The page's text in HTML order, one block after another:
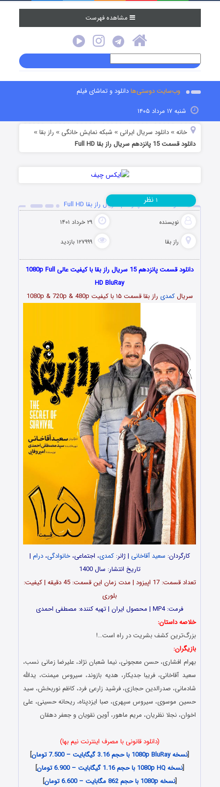
مشاهده فهرست
وب‌سایت دوستی‌هادانلود و تماشای فیلم
شنبه ۱۷ مرداد ۱۴۰۵
خانه »دانلود سریال ایرانی » شبکه نمایش خانگی » راز بقا »
دانلود قسمت 15 پانزدهم سریال راز بقا Full HD
دانلود قسمت 15 پانزدهم سریال راز بقا Full HD
نویسنده ۲۹ خرداد ۱۴۰۱
راز بقا ۱۲۷۹۹۹ بازدید
۱ نظر
دانلود قسمت پانزدهم 15 سریال راز بقا با کیفیت عالی 1080p Full
HD BluRay
سریالکمدی راز بقا قسمت۱۵ با کیفیت 1080p & 720p & 480p
کارگردان: سعید آقاخانی | ژانر:کمدی، اجتماعی،خانوادگی،درام |
تاریخ انتشار: سال 1400
تعداد قسمت: 17 اپیزود | مدت زمان این قسمت: 45 دقیقه | کیفیت:
بلوری
فرمت: MP4 | محصول ایران | تهیه کننده: مصطفی احمدی
خلاصه داستان:
بزرگ‌ترین کشف بشریت در راه است…!
بازیگران:
بهرام افشاری، حسن معجونی، نیما شعبان نژاد، علیرضا زمانی نسب،
سعید آقاخانی، فریبا جدیکار، هدیه بازوند، سیروس میمنت، یدالله
شادمانی، صدرالدین حجازی، فرشید زارعی فرد، کاظم نوربخش، سید
حسین موسوی، سیروس سپهری، صبا ایزدپناه، ریحانه حسینی، علی
اخوان، نجلا نظریان، مریم ماهور، آوین نقویان و جعفر دهقان
(دانلود قانونی با مصرف اینترنت نیم بها)
[نسخه 1080p BluRay با حجم 3.16 گیگابایت – 7.500 تومان
]
[نسخه 1080p HQ با حجم 1.16 گیگابایت – 6.900 تومان
]
[نسخه 1080p با حجم 862 مگابایت – 6.600 تومان
]